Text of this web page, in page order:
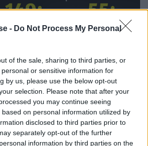
- Do Not Process My Personal
of the sale, sharing to third parties, or
or sensitive information for
by us, please use the below opt-out
selection. Please note that after your
you may continue seeing
on personal information utilized by
disclosed to third parties prior to
separately opt-out of the further
information by third parties on the
-10 augustikl.17:00